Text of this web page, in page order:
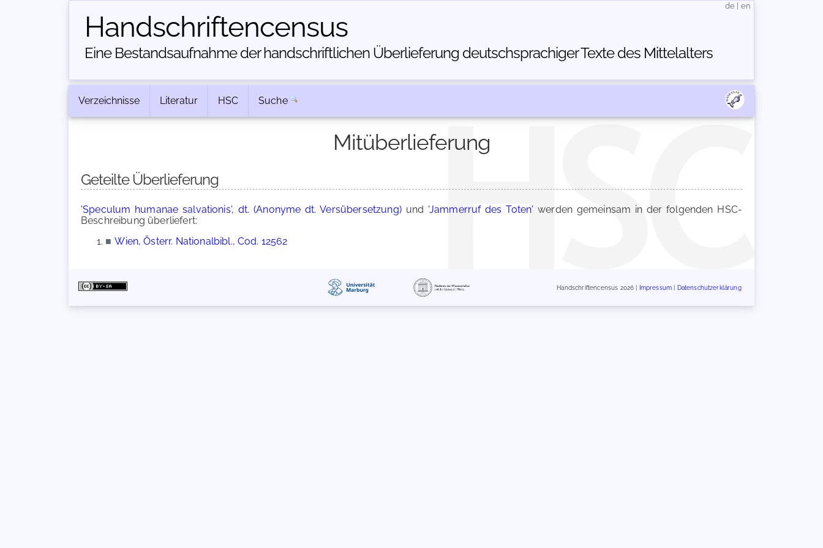
Handschriften­census
Eine Bestandsaufnahme der handschriftlichen Über­lieferung deutschsprachiger Texte des Mittelalters
de en
Verzeichnisse Literatur HSC Suche
Mitüberlieferung
Geteilte Überlieferung
'Speculum humanae salvationis', dt. (Anonyme dt. Versübersetzung)und 'Jammerruf des Toten' werden gemeinsam in der folgenden HSC-
Beschreibung überliefert:
■ Wien, Österr. Nationalbibl., Cod. 12562
Handschriftencensus 2026 | Impressum Datenschutzerklärung